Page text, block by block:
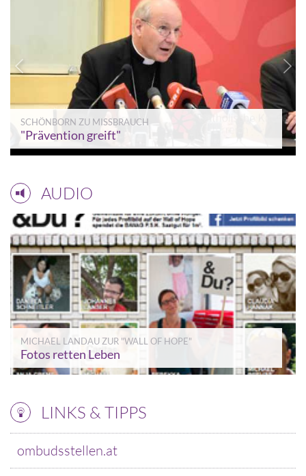
SCHÖNBORN ZU MISSBRAUCH
"Prävention greift"
AUDIO
MICHAEL LANDAU ZUR "WALL OF HOPE"
Fotos retten Leben
LINKS & TIPPS
ombudsstellen.at